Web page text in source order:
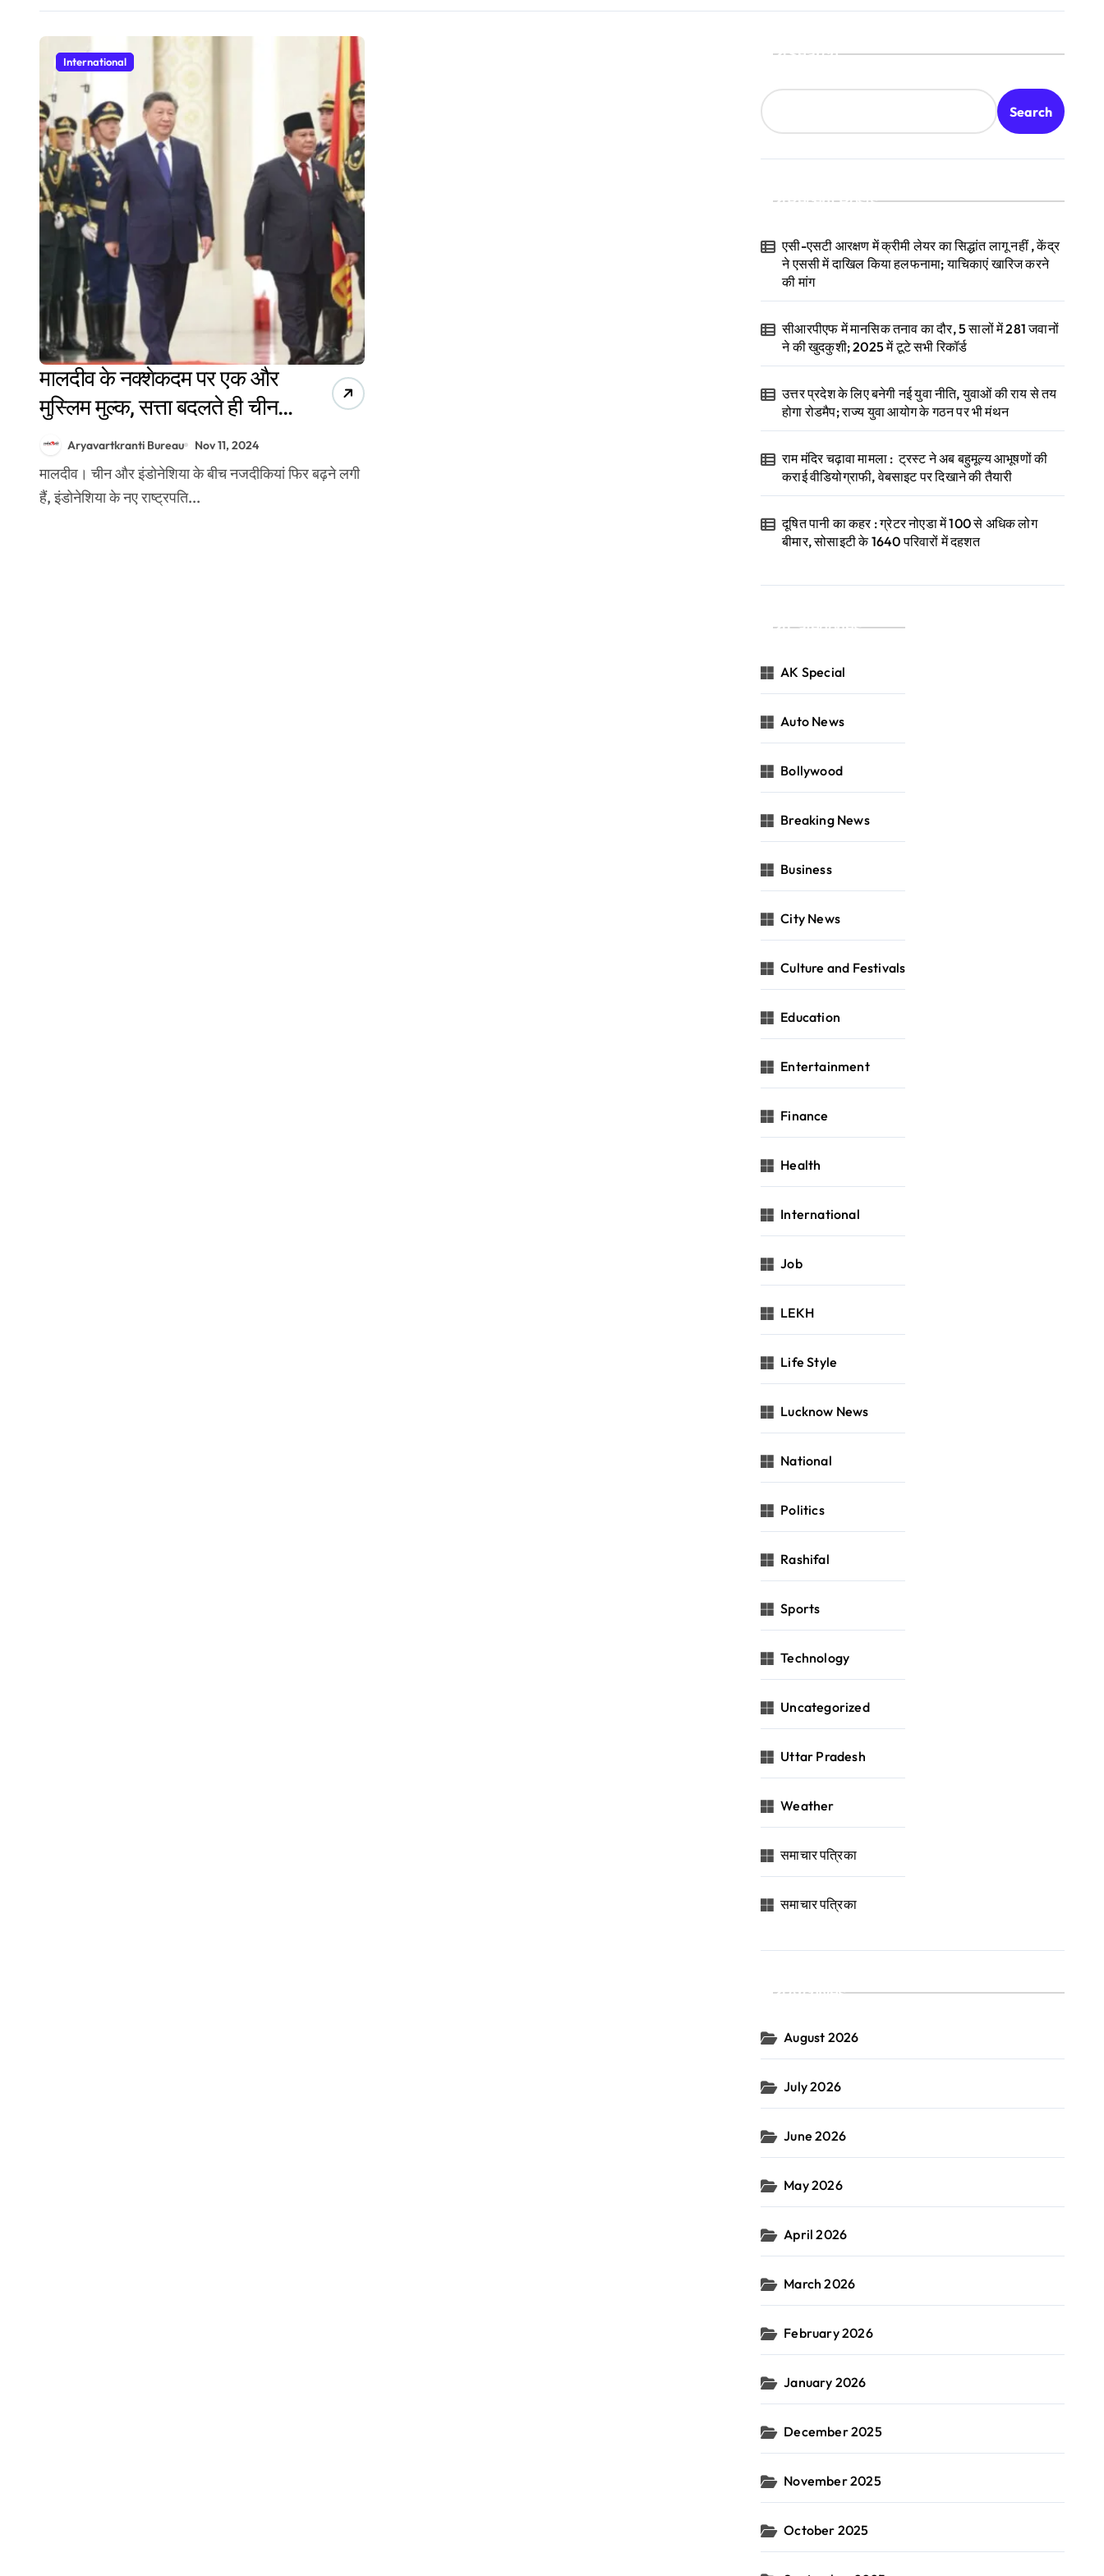
International
मालदीव के नक्शेकदम पर एक और
मुस्लिम मुल्क, सत्ता बदलते ही चीन
से डीलAryavartkranti Bureau Nov 11, 2024
मालदीव। चीन और इंडोनेशिया के बीच नजदीकियां फिर बढ़ने लगी
हैं, इंडोनेशिया के नए राष्ट्रपति...
Search
Search
Recent Posts
एसी-एसटी आरक्षण में क्रीमी लेयर का सिद्धांत लागू नहीं , केंद्र
ने एससी में दाखिल किया हलफनामा; याचिकाएं खारिज करने
की मांग
सीआरपीएफ में मानसिक तनाव का दौर, 5 सालों में 281 जवानों
ने की खुदकुशी; 2025 में टूटे सभी रिकॉर्ड
उत्तर प्रदेश के लिए बनेगी नई युवा नीति, युवाओं की राय से तय
होगा रोडमैप; राज्य युवा आयोग के गठन पर भी मंथन
राम मंदिर चढ़ावा मामला : ट्रस्ट ने अब बहुमूल्य आभूषणों की
कराई वीडियोग्राफी, वेबसाइट पर दिखाने की तैयारी
दूषित पानी का कहर : ग्रेटर नोएडा में 100 से अधिक लोग
बीमार, सोसाइटी के 1640 परिवारों में दहशत
Categories
AK Special
Auto News
Bollywood
Breaking News
Business
City News
Culture and Festivals
Education
Entertainment
Finance
Health
International
Job
LEKH
Life Style
Lucknow News
National
Politics
Rashifal
Sports
Technology
Uncategorized
Uttar Pradesh
Weather
समाचार पत्रिका
समाचार पत्रिका
Archives
August 2026
July 2026
June 2026
May 2026
April 2026
March 2026
February 2026
January 2026
December 2025
November 2025
October 2025